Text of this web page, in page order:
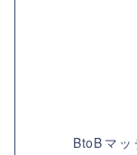
BtoBマ